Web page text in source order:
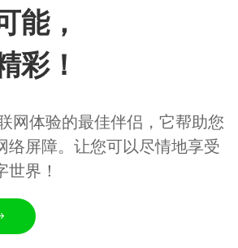
能，
彩！
网体验的最佳伴侣，它帮助您
络屏障。让您可以尽情地享受
界！